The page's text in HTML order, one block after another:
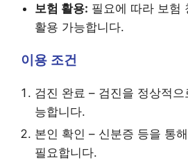
보험 활용: 필요에 따라 보험
활용 가능합니다.
이용 조건
검진 완료 – 검진을 정상적
능합니다.
본인 확인 – 신분증 등을 통
필요합니다.